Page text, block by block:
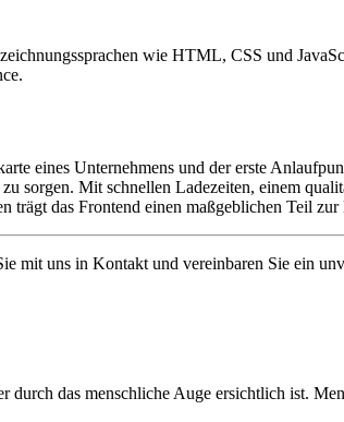
wie HTML, CSS und
eines Unternehmens und der erste
sorgen. Mit schnellen Ladezeiten, einem
das Frontend einen maßgeblichen Teil
mit uns in Kontakt und vereinbaren Sie ein
durch das menschliche Auge ersichtlich ist.